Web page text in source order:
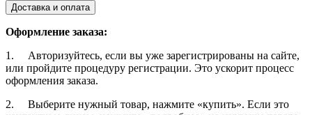
Доставка и оплата
Оформление заказа:
1. Авторизуйтесь, если вы уже зарегистрированы на сайте,
или пройдите процедуру регистрации. Это ускорит процесс
оформления заказа.
2. Выберите нужный товар, нажмите «купить». Если это